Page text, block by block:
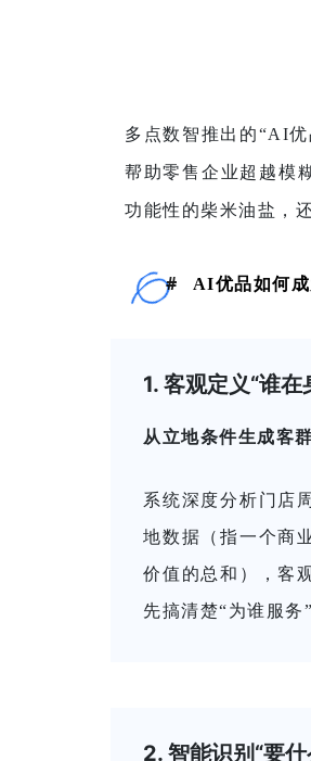
多点数智推出的“AI
帮助零售企业超越模
功能性的柴米油盐，
# AI优品如何
1. 客观定义“谁在
从立地条件生成客
系统深度分析门店
地数据（指一个商
价值的总和），客
先搞清楚“为谁服务”
2. 智能识别“要什